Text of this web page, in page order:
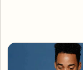
Articles